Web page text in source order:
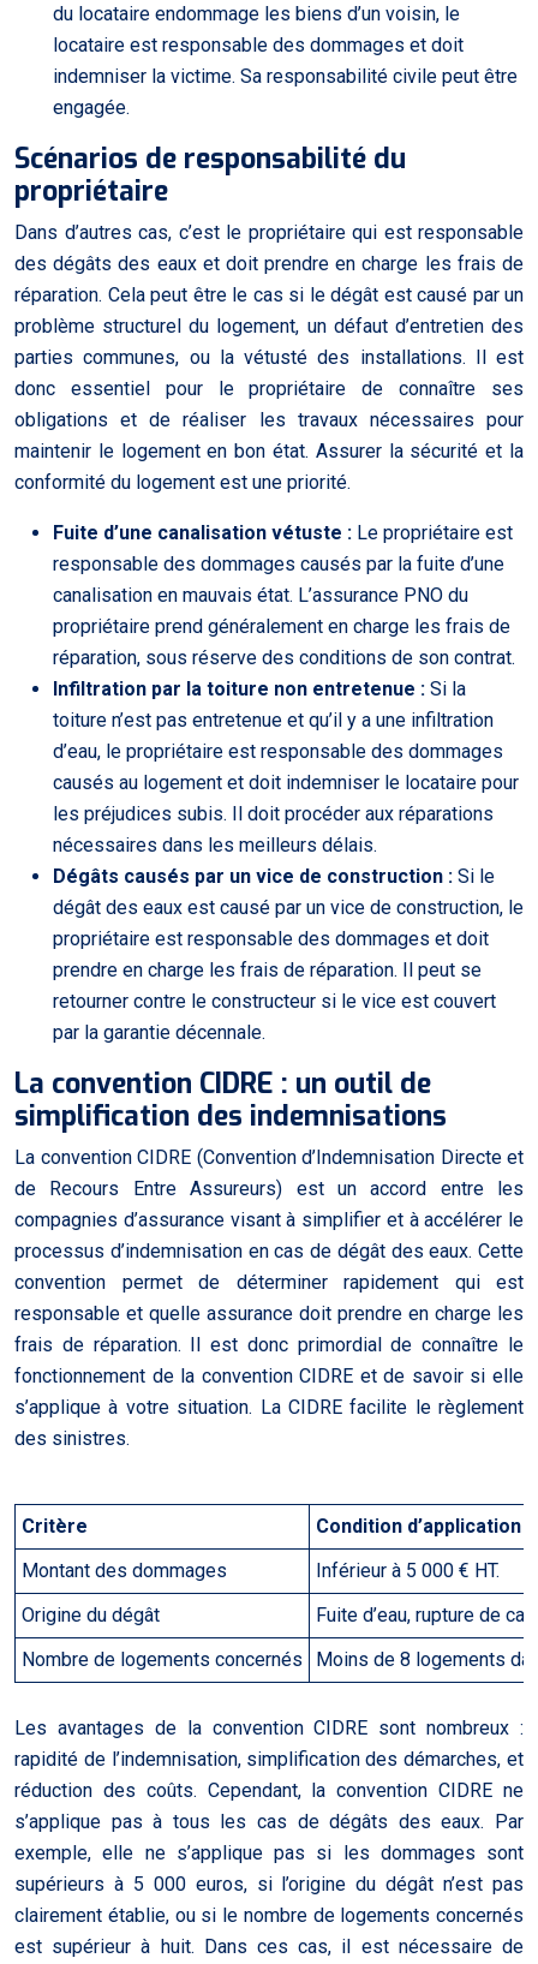
du locataire endommage les biens d’un voisin, le
locataire est responsable des dommages et doit
indemniser la victime. Sa responsabilité civile peut être
engagée.
Scénarios de responsabilité du
propriétaire
Dans d’autres cas, c’est le propriétaire qui est responsable
des dégâts des eaux et doit prendre en charge les frais de
réparation. Cela peut être le cas si le dégât est causé par un
problème structurel du logement, un défaut d’entretien des
parties communes, ou la vétusté des installations. Il est
donc essentiel pour le propriétaire de connaître ses
obligations et de réaliser les travaux nécessaires pour
maintenir le logement en bon état. Assurer la sécurité et la
conformité du logement est une priorité.
Fuite d’une canalisation vétuste : Le propriétaire est
responsable des dommages causés par la fuite d’une
canalisation en mauvais état. L’assurance PNO du
propriétaire prend généralement en charge les frais de
réparation, sous réserve des conditions de son contrat.
Infiltration par la toiture non entretenue : Si la
toiture n’est pas entretenue et qu’il y a une infiltration
d’eau, le propriétaire est responsable des dommages
causés au logement et doit indemniser le locataire pour
les préjudices subis. Il doit procéder aux réparations
nécessaires dans les meilleurs délais.
Dégâts causés par un vice de construction : Si le
dégât des eaux est causé par un vice de construction, le
propriétaire est responsable des dommages et doit
prendre en charge les frais de réparation. Il peut se
retourner contre le constructeur si le vice est couvert
par la garantie décennale.
La convention CIDRE : un outil de
simplification des indemnisations
La convention CIDRE (Convention d’Indemnisation Directe et
de Recours Entre Assureurs) est un accord entre les
compagnies d’assurance visant à simplifier et à accélérer le
processus d’indemnisation en cas de dégât des eaux. Cette
convention permet de déterminer rapidement qui est
responsable et quelle assurance doit prendre en charge les
frais de réparation. Il est donc primordial de connaître le
fonctionnement de la convention CIDRE et de savoir si elle
s’applique à votre situation. La CIDRE facilite le règlement
des sinistres.
Critère
Condition d’application
Montant des dommages
Inférieur à 5 000 € HT.
Origine du dégât
Fuite d’eau, rupture de
Nombre de logements concernés
Moins de 8 logements
Les avantages de la convention CIDRE sont nombreux :
rapidité de l’indemnisation, simplification des démarches, et
réduction des coûts. Cependant, la convention CIDRE ne
s’applique pas à tous les cas de dégâts des eaux. Par
exemple, elle ne s’applique pas si les dommages sont
supérieurs à 5 000 euros, si l’origine du dégât n’est pas
clairement établie, ou si le nombre de logements concernés
est supérieur à huit. Dans ces cas, il est nécessaire de